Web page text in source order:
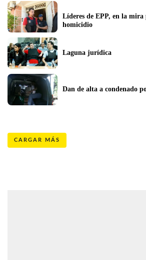
Líderes de EPP, en la
homicidio
Laguna jurídica
Dan de alta a condenado
CARGAR MÁS